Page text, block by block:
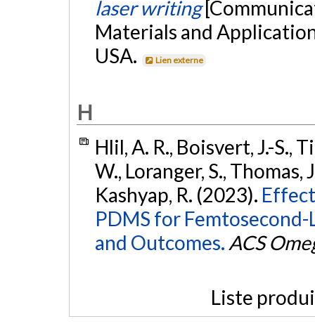
laser writing
Materials and
USA.
Lien externe
H
Hlil, A. R., Boisvert, J.-S.,
W., Loranger, S., Thomas,
Kashyap, R. (2023).
PDMS for
and Outcomes. ACS
Liste